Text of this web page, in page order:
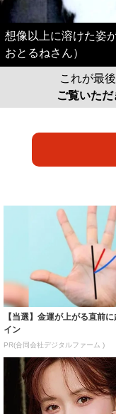
想像以上に溶けた姿
おとるねさん）
これが最
ご覧いただ
【当選】金運が上がる直前
イン
PR(合同会社デジタルファーム )